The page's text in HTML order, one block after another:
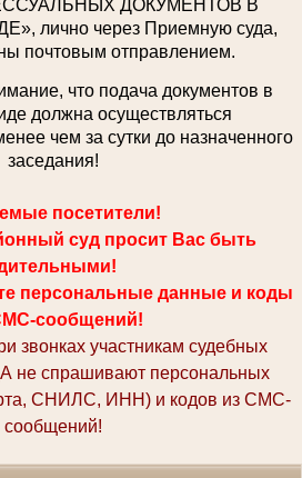
ДОКУМЕНТОВ В
лично через Приемную суда,
почтовым отправлением.
что подача документов в
должна осуществляться
чем за сутки до назначенного
заседания!
посетители!
суд просит Вас быть
персональные данные и коды
сообщений!
звонках участникам судебных
не спрашивают персональных
СНИЛС, ИНН) и кодов из СМС-
сообщений!